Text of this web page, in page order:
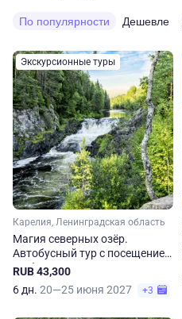
По популярности Дешевле
Экскурсионные туры
Карелия, Ленинградская область
Магия северных озёр.
Автобусный тур с посещением
Выборга и Карелии
RUB 43,300
6 дн. 20—25 июня 2027 +3